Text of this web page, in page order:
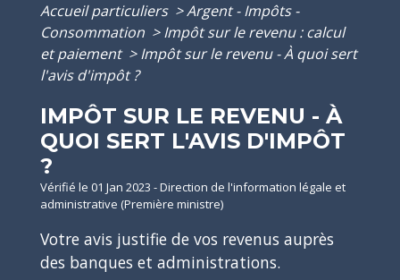
Accueil particuliers >Argent - Impôts -
Consommation > Impôt sur le revenu : calcul
et paiement > Impôt sur le revenu - À quoi sert
l'avis d'impôt ?
IMPÔT SUR LE REVENU - À
QUOI SERT L'AVIS D'IMPÔT
?
Vérifié le 01 Jan 2023 - Direction de l'information légale et
administrative (Première ministre)
Votre avis justifie de vos revenus auprès
des banques et administrations.